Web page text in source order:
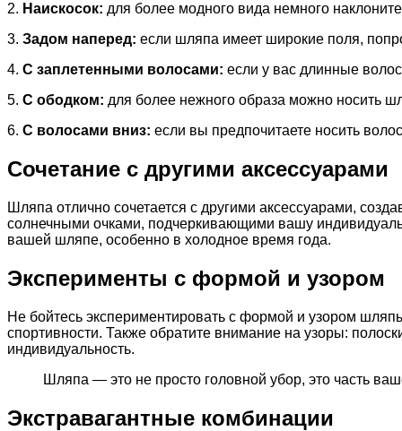
2. Наискосок: для более модного вида немного
3. Задом наперед: если шляпа имеет широкие поля,
4. С заплетенными волосами: если у вас длинные
5. С ободком: для более нежного образа можно носить
6. С волосами вниз: если вы предпочитаете носить
Сочетание с другими аксессуарами
Шляпа отлично сочетается с другими аксессуарами,
солнечными очками, подчеркивающими вашу
вашей шляпе, особенно в холодное время года.
Эксперименты с формой и узором
Не бойтесь экспериментировать с формой и узором
спортивности. Также обратите внимание на узоры:
индивидуальность.
Шляпа — это не просто головной убор, это часть
Экстравагантные комбинации